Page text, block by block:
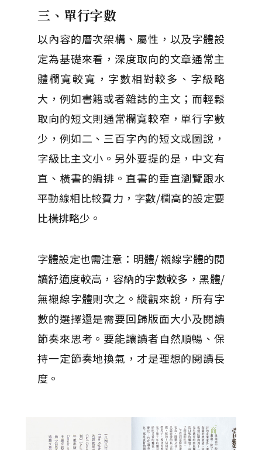
三、單行字數
以內容的層次架構、屬性，以及字體設
定為基礎來看，深度取向的文章通常主
體欄寬較寬，字數相對較多、字級略
大，例如書籍或者雜誌的主文；而輕鬆
取向的短文則通常欄寬較窄，單行字數
少，例如二、三百字內的短文或圖說，
字級比主文小。另外要提的是，中文有
直、橫書的編排。直書的垂直瀏覽跟水
平動線相比較費力，字數/欄高的設定要
比橫排略少。
字體設定也需注意：明體/ 襯線字體的閱
讀舒適度較高，容納的字數較多，黑體/
無襯線字體則次之。縱觀來說，所有字
數的選擇還是需要回歸版面大小及閱讀
節奏來思考。要能讓讀者自然順暢、保
持一定節奏地換氣，才是理想的閱讀長
度。